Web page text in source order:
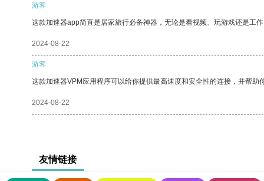
游客
这款加速器app简直是居家旅行必备神器，无论是看视频、玩游戏还是工
2024-08-22
游客
这款加速器VPM应用程序可以给你提供最高速度和安全性的连接，并帮助
2024-08-22
友情链接